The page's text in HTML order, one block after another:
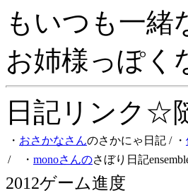
もいつも一緒
お姉様っぽく
日記リンク☆
・ おさかなさんのさかにゃ日記 / ・
/ ・ monoさんのさぼり日記
2012ゲーム進度